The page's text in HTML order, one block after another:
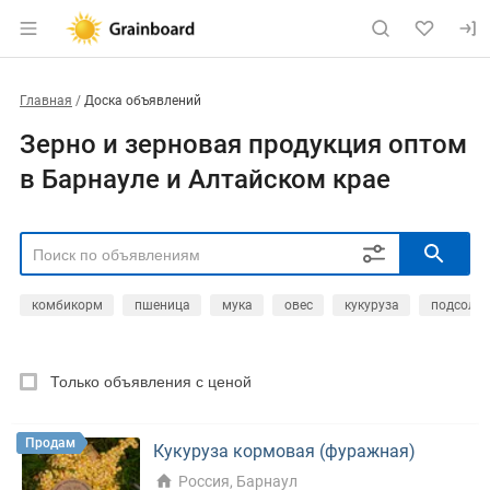
Главная Доска объявлений
Зерно и зерновая продукция оптом
в Барнауле и Алтайском крае
комбикорм пшеница мука овес кукуруза
РЕГИОН Выбрать регион
РУБРИКА
Только объявления с ценой
Продам Кукуруза кормовая (фуражная)
Россия, Барнаул